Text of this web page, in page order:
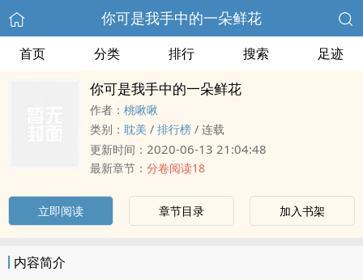
你可是我手中的一朵鲜花
首页 分类 排行 搜索 足迹
你可是我手中的一朵鲜花
作者： 桃啾啾
类别： ­耽​­­美‌​­ / 排行榜 / 连载
更新时间： 2020-06-13 21:04:48
最新章节： 分卷阅读18
立即阅读 章节目录 加入书架
内容简介